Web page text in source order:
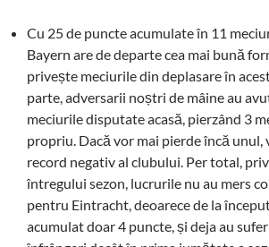
Cu 25 de puncte acumulate în 11
Bayern are de departe cea mai bună
privește meciurile din deplasare în
parte, adversarii noștri de mâine au
meciurile disputate acasă, pierzând 3
propriu. Dacă vor mai pierde încă unul,
record negativ al clubului. Per total,
întregului sezon, lucrurile nu au mers
pentru Eintracht, deoarece de la
acumulat doar 4 puncte, și deja au